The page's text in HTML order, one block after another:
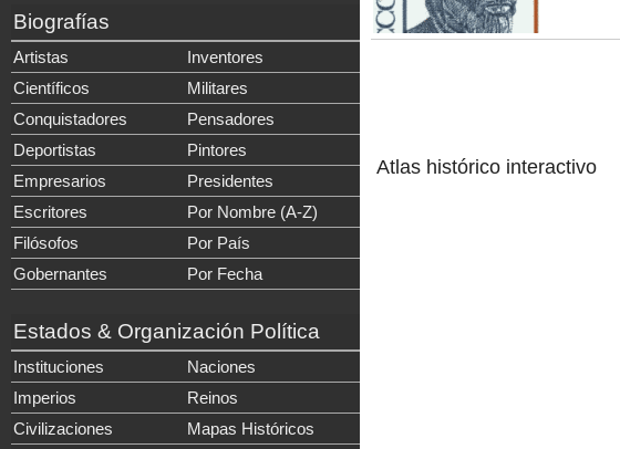
Atlas histórico interactivo
Biografías
Artistas
Inventores
Científicos
Militares
Conquistadores
Pensadores
Deportistas
Pintores
Empresarios
Presidentes
Escritores
Por Nombre (A-Z)
Filósofos
Por País
Gobernantes
Por Fecha
Estados & Organización Política
Instituciones
Naciones
Imperios
Reinos
Civilizaciones
Mapas Históricos